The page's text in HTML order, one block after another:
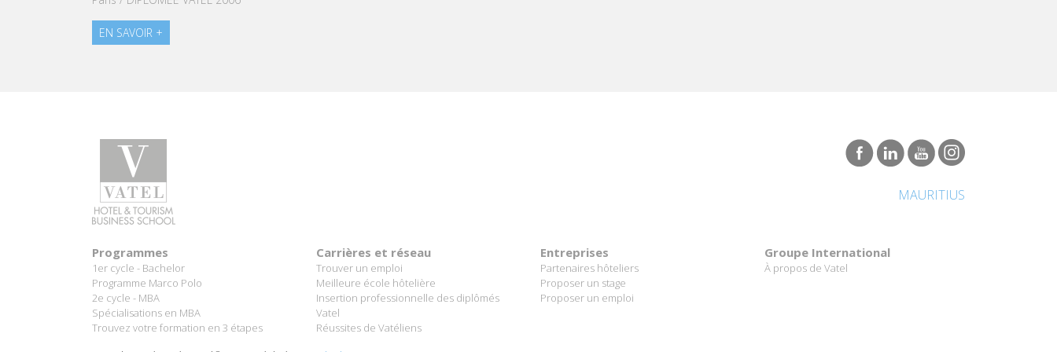
forêts tropicales d'Afrique et des plantations de thé panoramiques au sud et les eaux turquoises pittoresques du lac
Kivu à l'ouest..
EN SAVOIR +
MAURITIUS
Programmes
1er cycle - Bachelor
Programme Marco Polo
2e cycle - MBA
Spécialisations en MBA
Trouvez votre formation en 3 étapes
Carrières et réseau
Trouver un emploi
Meilleure école hôtelière
Insertion professionnelle des diplômés
Vatel
Réussites de Vatéliens
Entreprises
Partenaires hôteliers
Proposer un stage
Proposer un emploi
Groupe International
À propos de Vatel